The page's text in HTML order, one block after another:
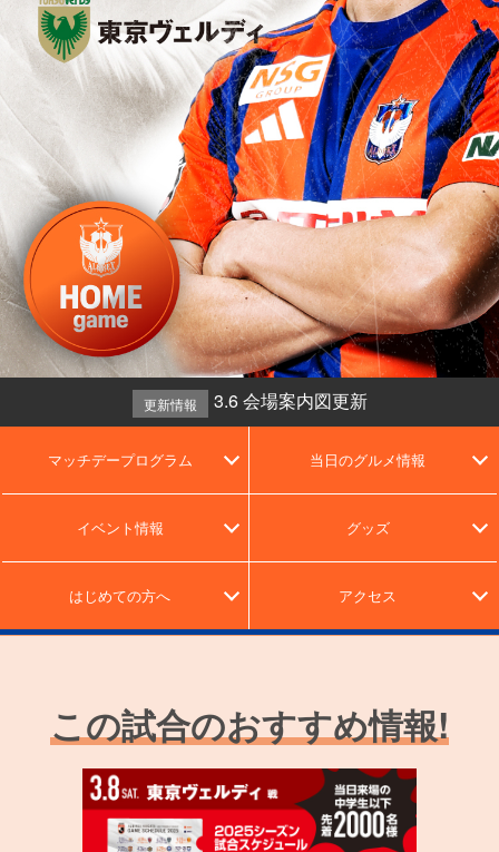
更新情報 3.6 会場案内図更新
マッチデープログラム 当日のグルメ情報
イベント情報 グッズ
はじめての方へ アクセス
この試合のおすすめ情報!